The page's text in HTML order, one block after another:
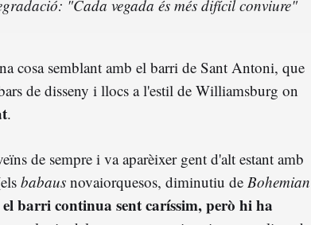
"Cada vegada és més difícil conviure"
cosa semblant amb el barri de Sant Antoni, que
de disseny i llocs a l'estil de Williamsburg on
.
de sempre i va aparèixer gent d'alt estant amb
babaus novaiorquesos, diminutiu de Bohemian
el barri continua sent caríssim, però hi ha